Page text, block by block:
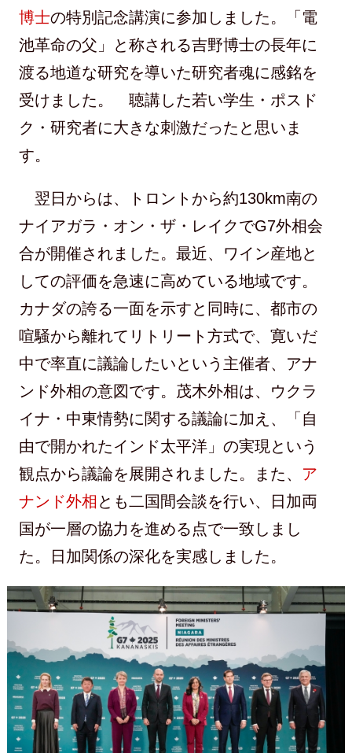
博士の特別記念講演に参加しました。「電
池革命の父」と称される吉野博士の長年に
渡る地道な研究を導いた研究者魂に感銘を
受けました。 聴講した若い学生・ポスド
ク・研究者に大きな刺激だったと思いま
す。
翌日からは、トロントから約130km南の
ナイアガラ・オン・ザ・レイクでG7外相会
合が開催されました。最近、ワイン産地と
しての評価を急速に高めている地域です。
カナダの誇る一面を示すと同時に、都市の
喧騒から離れてリトリート方式で、寛いだ
中で率直に議論したいという主催者、アナ
ンド外相の意図です。茂木外相は、ウクラ
イナ・中東情勢に関する議論に加え、「自
由で開かれたインド太平洋」の実現という
観点から議論を展開されました。また、 ア
ナンド外相 とも二国間会談を行い、日加両
国が一層の協力を進める点で一致しまし
た。日加関係の深化を実感しました。